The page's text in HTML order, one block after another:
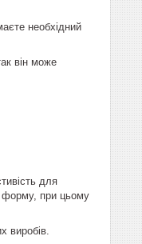
необхідний
він може
для
форму, при цьому
виробів.